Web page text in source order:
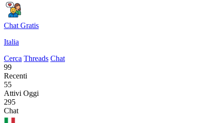
Chat Gratis
Italia
Cerca Threads Chat
99
Recenti
55
Attivi Oggi
295
Chat